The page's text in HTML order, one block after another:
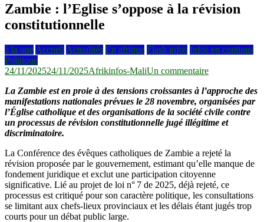
Zambie : l’Eglise s’oppose à la révision
constitutionnelle
à la une Accueil Actualités En afrique Flash infos Infos en continus
Politique
24/11/202524/11/2025Afrikinfos-MaliUn commentairesur
:
l’Eglise
s’oppose
à
La Zambie est en proie à des tensions croissantes à l’approche des
manifestations nationales prévues le 28 novembre, organisées par
l’Église catholique et des organisations de la société civile contre
un processus de révision constitutionnelle jugé illégitime et
discriminatoire.
La Conférence des évêques catholiques de Zambie a rejeté la
révision proposée par le gouvernement, estimant qu’elle manque de
fondement juridique et exclut une participation citoyenne
significative. Lié au projet de loi n° 7 de 2025, déjà rejeté, ce
processus est critiqué pour son caractère politique, les consultations
se limitant aux chefs-lieux provinciaux et les délais étant jugés trop
courts pour un débat public large.